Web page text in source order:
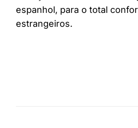
espanhol, para o total
estrangeiros.